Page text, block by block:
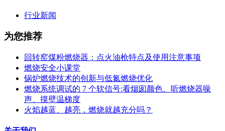
行业新闻
为您推荐
回转窑煤粉燃烧器：点火油枪特点及使用注意事项
燃烧安全小课堂
锅炉燃烧技术的创新与低氮燃烧优化
燃烧系统调试的 7 个软信号:看烟囱颜色、听燃烧器噪
声、摸壁温梯度
火焰越蓝、越亮，燃烧就越充分吗？